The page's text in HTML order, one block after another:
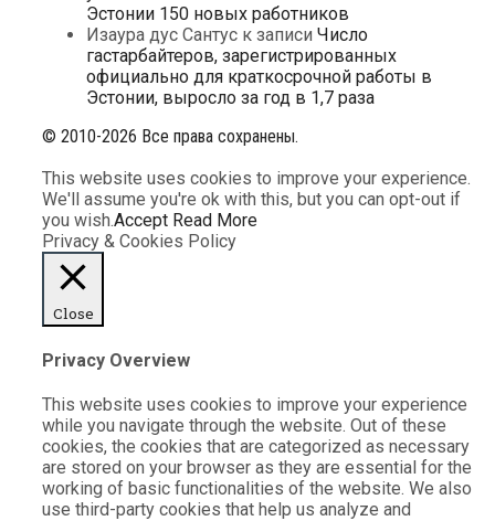
Эстонии 150 новых работников
Изаура дус Сантус к записи Число
гастарбайтеров, зарегистрированных
официально для краткосрочной работы в
Эстонии, выросло за год в 1,7 раза
© 2010-2026 Все права сохранены.
This website uses cookies to improve your experience.
We'll assume you're ok with this, but you can opt-out if
you wish.Accept Read More
Privacy & Cookies Policy
Close
Privacy Overview
This website uses cookies to improve your experience
while you navigate through the website. Out of these
cookies, the cookies that are categorized as necessary
are stored on your browser as they are essential for the
working of basic functionalities of the website. We also
use third-party cookies that help us analyze and